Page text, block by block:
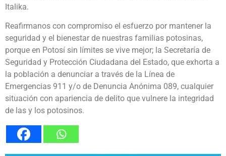
Italika.
Reafirmanos con compromiso el esfuerzo por mantener la
seguridad y el bienestar de nuestras familias potosinas,
porque en Potosí sin límites se vive mejor; la Secretaría de
Seguridad y Protección Ciudadana del Estado, que exhorta a
la población a denunciar a través de la Línea de
Emergencias 911 y/o de Denuncia Anónima 089, cualquier
situación con apariencia de delito que vulnere la integridad
de las y los potosinos.